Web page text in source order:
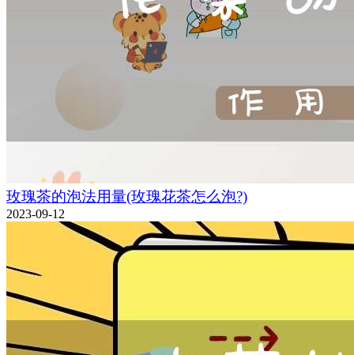
玫瑰茶的泡法用量(玫瑰花茶怎么泡?)
2023-09-12